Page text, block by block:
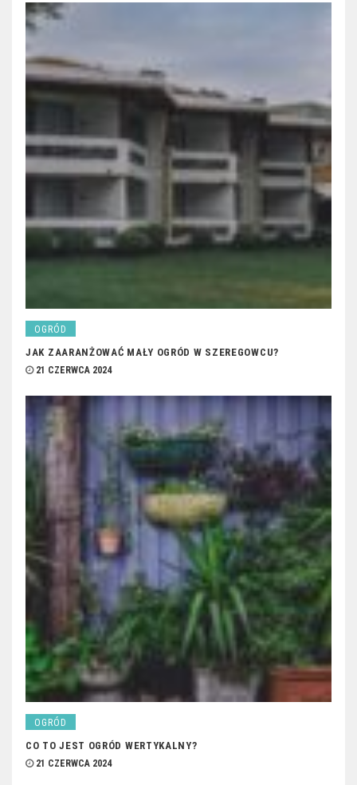
OGRÓD
JAK ZAARANŻOWAĆ MAŁY OGRÓD W SZEREGOWCU?
21 CZERWCA 2024
OGRÓD
CO TO JEST OGRÓD WERTYKALNY?
21 CZERWCA 2024